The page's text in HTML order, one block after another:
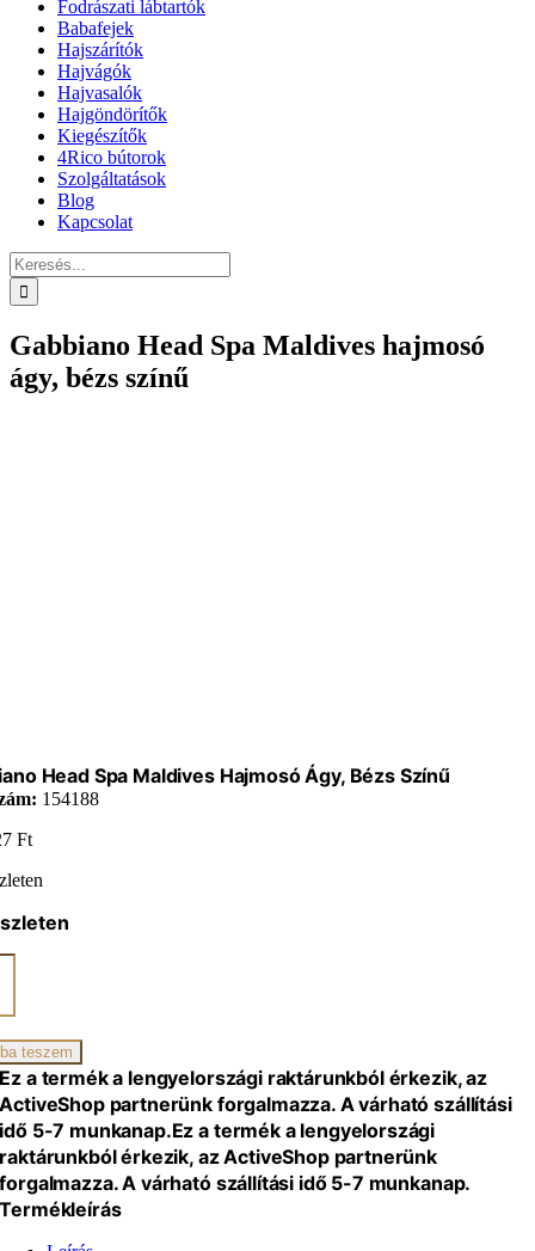
Fodrászati lábtartók
Babafejek
Hajszárítók
Hajvágók
Hajvasalók
Hajgöndörítők
Kiegészítők
4Rico bútorok
Szolgáltatások
Blog
Kapcsolat
Keresés...
Gabbiano Head Spa Maldives hajmosó
ágy, bézs színű
Head Spa Maldives Hajmosó Ágy, Bézs Színű
154188
Ft
teszem
Ez a termék a lengyelországi raktárunkból érkezik, az
ActiveShop partnerünk forgalmazza. A várható szállítási
idő 5-7 munkanap.Ez a termék a lengyelországi
raktárunkból érkezik, az ActiveShop partnerünk
forgalmazza. A várható szállítási idő 5-7 munkanap.
Termékleírás